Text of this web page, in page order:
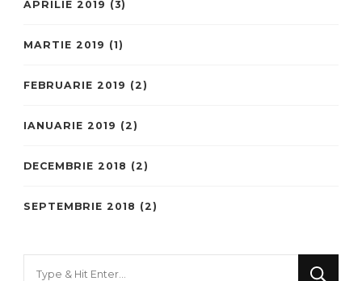
APRILIE 2019 (3)
MARTIE 2019 (1)
FEBRUARIE 2019 (2)
IANUARIE 2019 (2)
DECEMBRIE 2018 (2)
SEPTEMBRIE 2018 (2)